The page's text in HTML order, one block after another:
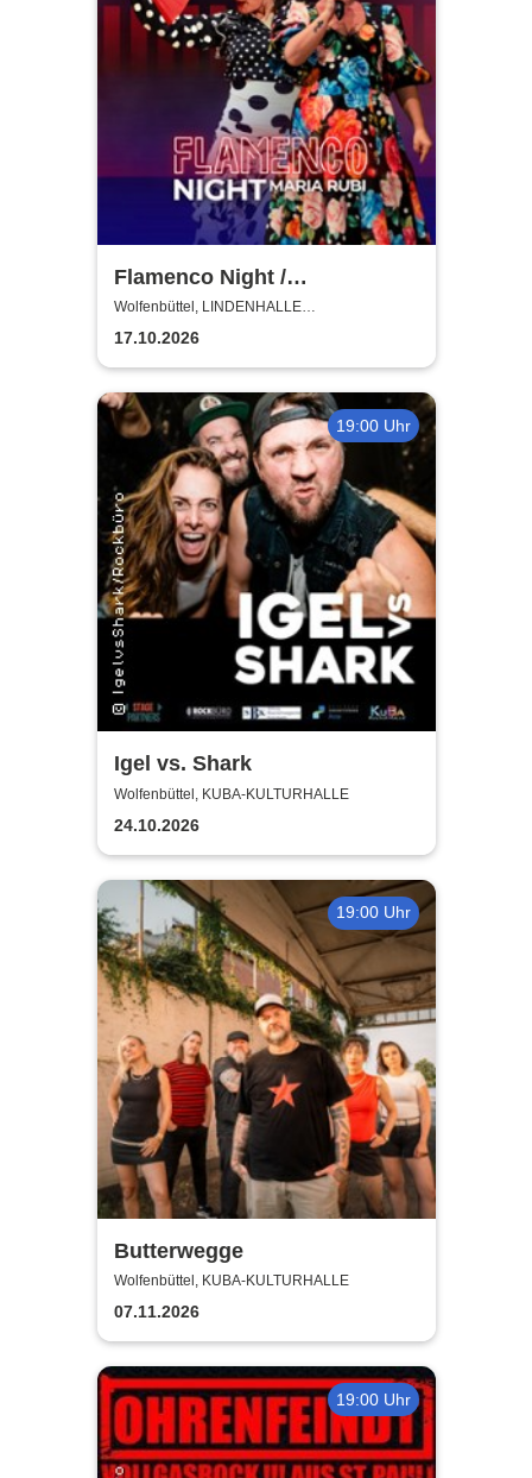
Flamenco Night /
Flamencomanía Tour 26/27 -
Deutschlands größte
Flamenco-Tournee
Wolfenbüttel, LINDENHALLE
WOLFENBÜTTEL
17.10.2026
19:00 Uhr
Igel vs. Shark
Wolfenbüttel, KUBA-KULTURHALLE
24.10.2026
19:00 Uhr
Butterwegge
Wolfenbüttel, KUBA-KULTURHALLE
07.11.2026
19:00 Uhr